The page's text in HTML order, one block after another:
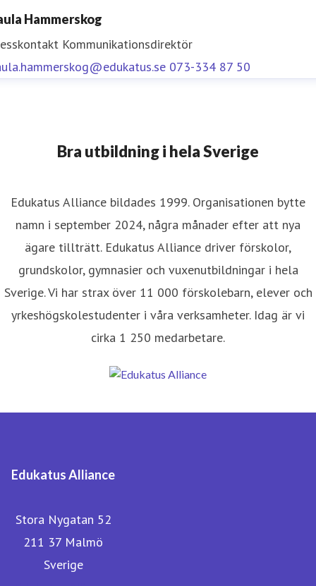
Hammerskog
Kommunikationsdirektör
073-334 87 50
Bra utbildning i hela Sverige
Edukatus Alliance bildades 1999. Organisationen bytte
namn i september 2024, några månader efter att nya
ägare tillträtt. Edukatus Alliance driver förskolor,
grundskolor, gymnasier och vuxenutbildningar i hela
Sverige. Vi har strax över 11 000 förskolebarn, elever och
yrkeshögskolestudenter i våra verksamheter. Idag är vi
cirka 1 250 medarbetare.
Edukatus Alliance
Stora Nygatan 52
211 37 Malmö
Sverige